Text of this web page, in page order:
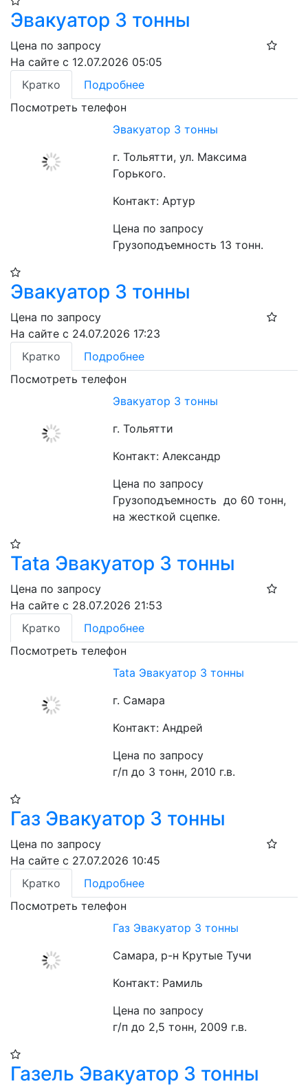
Эвакуатор 3 тонны
Цена по запросу
На сайте с 12.07.2026 05:05
Кратко
Подробнее
Посмотреть телефон
Эвакуатор 3 тонны
г. Тольятти, ул. Максима
Горького.
Контакт: Артур
Цена по запросу
Грузоподъемность 13 тонн.
Эвакуатор 3 тонны
Цена по запросу
На сайте с 24.07.2026 17:23
Кратко
Подробнее
Посмотреть телефон
Эвакуатор 3 тонны
г. Тольятти
Контакт: Александр
Цена по запросу
Грузоподъемность  до 60 тонн,
на жесткой сцепке.
Tata Эвакуатор 3 тонны
Цена по запросу
На сайте с 28.07.2026 21:53
Кратко
Подробнее
Посмотреть телефон
Tata Эвакуатор 3 тонны
г. Самара
Контакт: Андрей
Цена по запросу
г/п до 3 тонн, 2010 г.в.
Газ Эвакуатор 3 тонны
Цена по запросу
На сайте с 27.07.2026 10:45
Кратко
Подробнее
Посмотреть телефон
Газ Эвакуатор 3 тонны
Самара, р-н Крутые Тучи
Контакт: Рамиль
Цена по запросу
г/п до 2,5 тонн, 2009 г.в.
Газель Эвакуатор 3 тонны